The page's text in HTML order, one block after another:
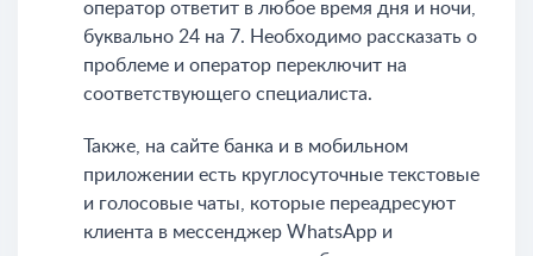
оператор ответит в любое время дня и ночи,
буквально 24 на 7. Необходимо рассказать о
проблеме и оператор переключит на
соответствующего специалиста.
Также, на сайте банка и в мобильном
приложении есть круглосуточные текстовые
и голосовые чаты, которые переадресуют
клиента в мессенджер WhatsApp и